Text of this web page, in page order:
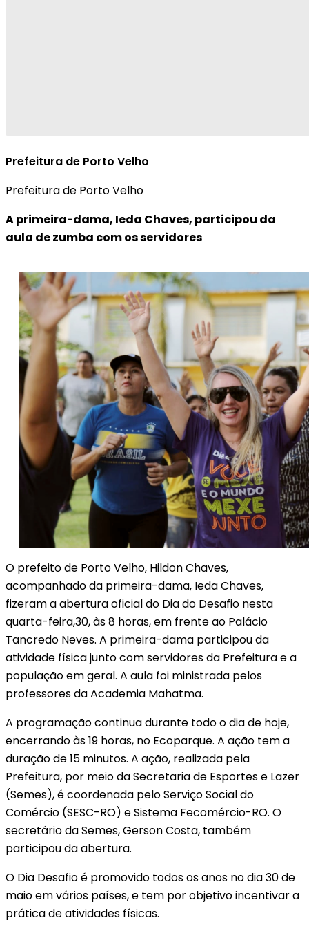
Prefeitura de Porto Velho
Prefeitura de Porto Velho
A primeira-dama, Ieda Chaves, participou da
aula de zumba com os servidores
O prefeito de Porto Velho, Hildon Chaves,
acompanhado da primeira-dama, Ieda Chaves,
fizeram a abertura oficial do Dia do Desafio nesta
quarta-feira,30, às 8 horas, em frente ao Palácio
Tancredo Neves. A primeira-dama participou da
atividade física junto com servidores da Prefeitura e a
população em geral. A aula foi ministrada pelos
professores da Academia Mahatma.
A programação continua durante todo o dia de hoje,
encerrando às 19 horas, no Ecoparque. A ação tem a
duração de 15 minutos. A ação, realizada pela
Prefeitura, por meio da Secretaria de Esportes e Lazer
(Semes), é coordenada pelo Serviço Social do
Comércio (SESC-RO) e Sistema Fecomércio-RO. O
secretário da Semes, Gerson Costa, também
participou da abertura.
O Dia Desafio é promovido todos os anos no dia 30 de
maio em vários países, e tem por objetivo incentivar a
prática de atividades físicas.